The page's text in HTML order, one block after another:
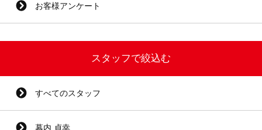
お客様アンケート
スタッフで絞込む
すべてのスタッフ
幕内 貞幸